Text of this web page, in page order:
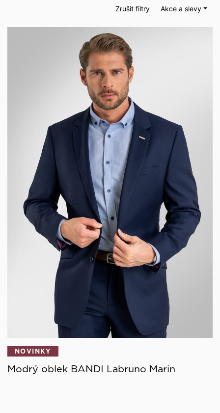
Akce a slevy
Zrušit filtry
NOVINKY
Modrý oblek BANDI Labruno Marin